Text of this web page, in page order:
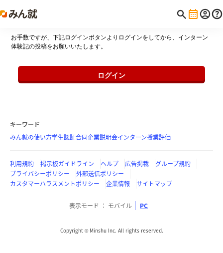
お手数ですが、下記ログインボタンよりログインをしてから、インターン
体験記の投稿をお願いいたします。
ログイン
キーワード
みん就の使い方学生認証合同企業説明会インターン授業評価
利用規約 掲示板ガイドライン ヘルプ 広告掲載
グループ規約
プライバシーポリシー
外部送信ポリシー
カスタマーハラスメントポリシー
企業情報 サイトマップ
表示モード モバイル PC
Copyright © Minshu Inc. All rights reserved.